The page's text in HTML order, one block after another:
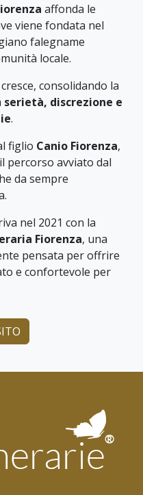
affonda le
viene fondata nel
falegname
locale.
consolidando la
serietà, discrezione e
.
figlio Canio Fiorenza,
percorso avviato dal
da sempre
nel 2021 con la
Fiorenza, una
pensata per offrire
e confortevole per